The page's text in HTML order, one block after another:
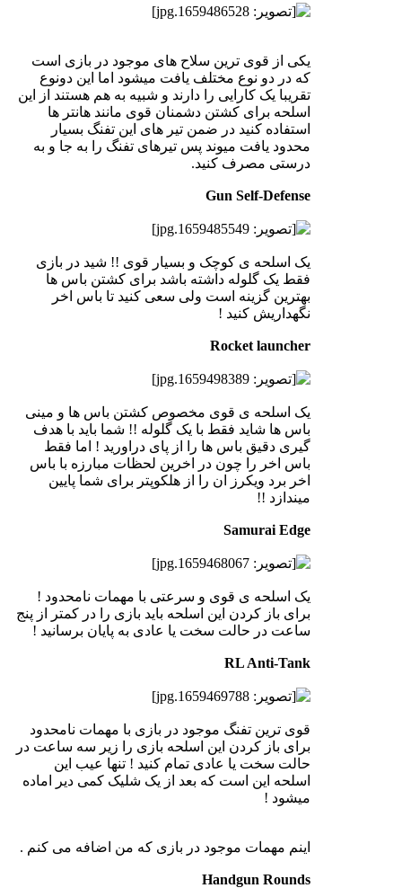
یکی از قوی ترین سلاح های موجود در بازی است
که در دو نوع مختلف یافت میشود اما این دونوع
تقریبا یک کارایی را دارند و شبیه به هم هستند از این
اسلحه برای کشتن دشمنان قوی مانند هانتر ها
استفاده کنید در ضمن تیر های این تفنگ بسیار
محدود یافت میوند پس تیرهای تفنگ را به جا و به
درستی مصرف کنید.
Gun Self-Defense
یک اسلحه ی کوچک و بسیار قوی !! شید در بازی
فقط یک گلوله داشته باشد برای کشتن باس ها
بهترین گزینه است ولی سعی کنید تا باس اخر
نگهداریش کنید !
Rocket launcher
یک اسلحه ی قوی مخصوص کشتن باس ها و مینی
باس ها شاید فقط با یک گلوله !! شما باید با هدف
گیری دقیق باس ها را از پای دراورید ! اما فقط
باس اخر را چون در اخرین لحظات مبارزه با باس
اخر برد ویکرز ان را از هلکوپتر برای شما پایین
میندازد !!
Samurai Edge
یک اسلحه ی قوی و سرعتی با مهمات نامحدود !
برای باز کردن این اسلحه باید بازی را در کمتر از پنج
ساعت در حالت سخت یا عادی به پایان برسانید !
RL Anti-Tank
قوی ترین تفنگ موجود در بازی با مهمات نامحدود
برای باز کردن این اسلحه بازی را زیر سه ساعت در
حالت سخت یا عادی تمام کنید ! تنها عیب این
اسلحه این است که بعد از یک شلیک کمی دیر اماده
میشود !
اینم مهمات موجود در بازی که من اضافه می کنم .
Handgun Rounds